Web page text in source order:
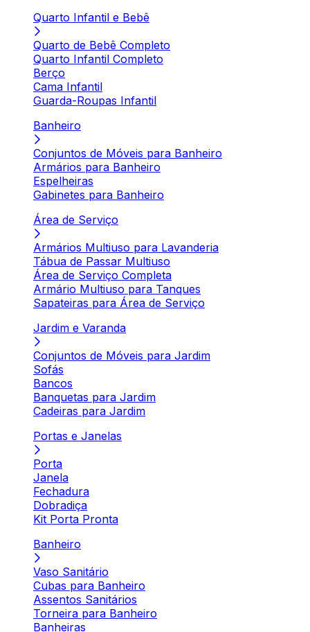
Quarto Infantil e Bebê
Quarto de Bebê Completo
Quarto Infantil Completo
Berço
Cama Infantil
Guarda-Roupas Infantil
Banheiro
Conjuntos de Móveis para Banheiro
Armários para Banheiro
Espelheiras
Gabinetes para Banheiro
Área de Serviço
Armários Multiuso para Lavanderia
Tábua de Passar Multiuso
Área de Serviço Completa
Armário Multiuso para Tanques
Sapateiras para Área de Serviço
Jardim e Varanda
Conjuntos de Móveis para Jardim
Sofás
Bancos
Banquetas para Jardim
Cadeiras para Jardim
Portas e Janelas
Porta
Janela
Fechadura
Dobradiça
Kit Porta Pronta
Banheiro
Vaso Sanitário
Cubas para Banheiro
Assentos Sanitários
Torneira para Banheiro
Banheiras